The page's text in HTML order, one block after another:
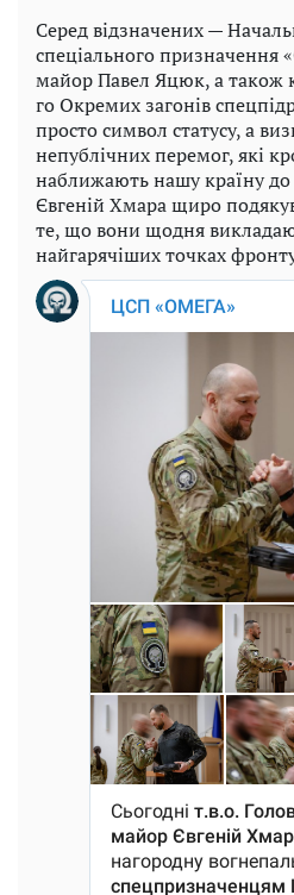
Серед відзначених —
спеціального призначення
майор Павел Яцюк, а також
го Окремих загонів
просто символ статусу, а
непублічних перемог, які
наближають нашу країну до
Євгеній Хмара щиро
те, що вони щодня
найгарячіших точках